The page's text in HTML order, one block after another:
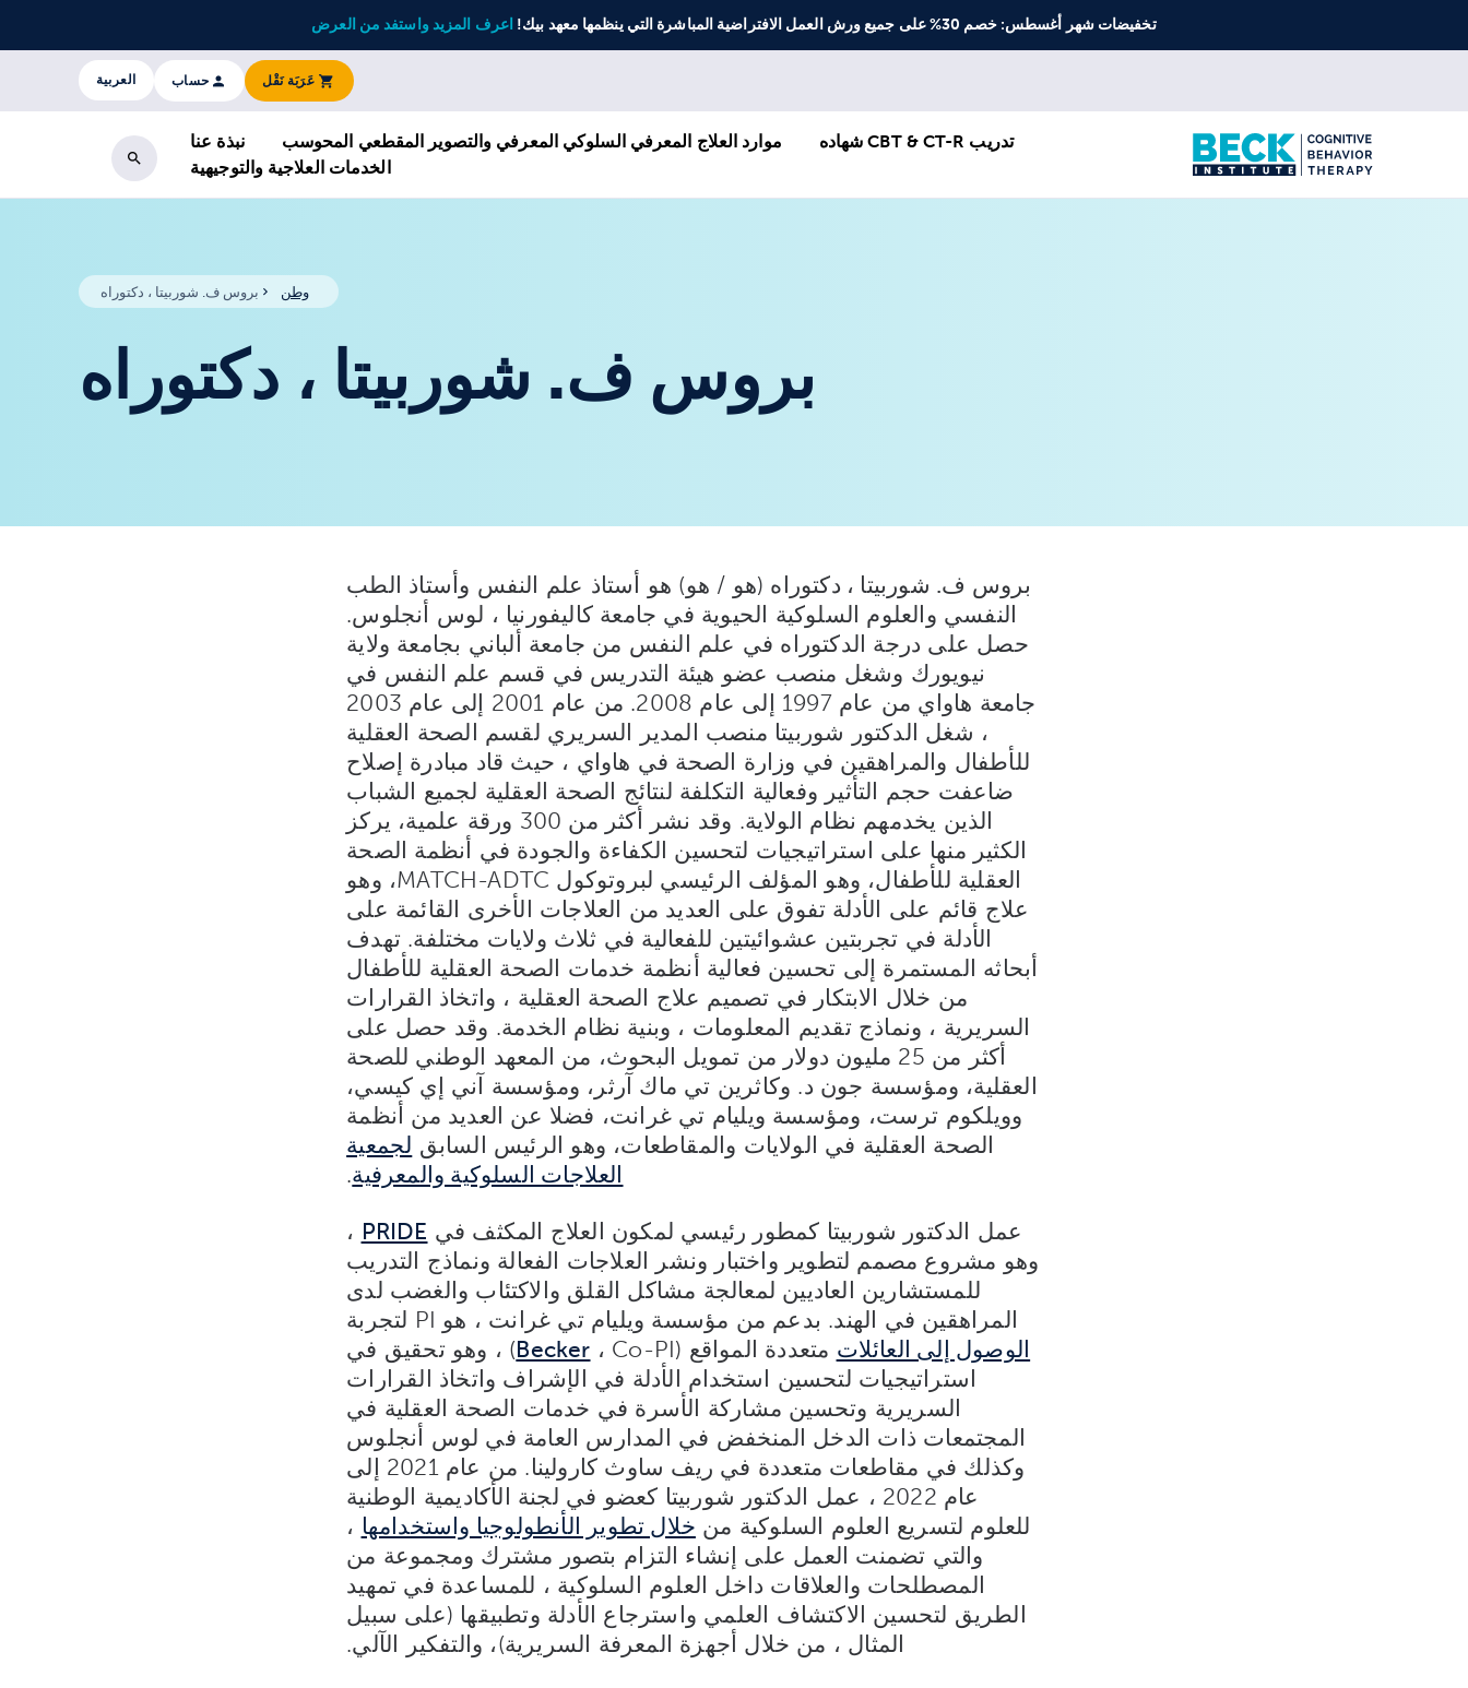
تخفيضات شهر أغسطس: خصم 30% على جميع ورش العمل الافتراضية المباشرة التي ينظمها معهد بيك! اعرف المزيد واستفد من العرض
عَرَبَة نَقْل حساب العربية‏
تدريب CBT & CT-R شهاده موارد العلاج المعرفي السلوكي المعرفي والتصوير المقطعي المحوسب
نبذة عنا
الخدمات العلاجية والتوجيهية
بحث
وطن بروس ف. شوربيتا ، دكتوراه
بروس ف. شوربيتا ، دكتوراه
بروس ف. شوربيتا ، دكتوراه (هو / هو) هو أستاذ علم النفس وأستاذ الطب
النفسي والعلوم السلوكية الحيوية في جامعة كاليفورنيا ، لوس أنجلوس.
حصل على درجة الدكتوراه في علم النفس من جامعة ألباني بجامعة ولاية
نيويورك وشغل منصب عضو هيئة التدريس في قسم علم النفس في
جامعة هاواي من عام 1997 إلى عام 2008. من عام 2001 إلى عام 2003
، شغل الدكتور شوربيتا منصب المدير السريري لقسم الصحة العقلية
للأطفال والمراهقين في وزارة الصحة في هاواي ، حيث قاد مبادرة إصلاح
ضاعفت حجم التأثير وفعالية التكلفة لنتائج الصحة العقلية لجميع الشباب
الذين يخدمهم نظام الولاية. وقد نشر أكثر من 300 ورقة علمية، يركز
الكثير منها على استراتيجيات لتحسين الكفاءة والجودة في أنظمة الصحة
العقلية للأطفال، وهو المؤلف الرئيسي لبروتوكول MATCH-ADTC، وهو
علاج قائم على الأدلة تفوق على العديد من العلاجات الأخرى القائمة على
الأدلة في تجربتين عشوائيتين للفعالية في ثلاث ولايات مختلفة. تهدف
أبحاثه المستمرة إلى تحسين فعالية أنظمة خدمات الصحة العقلية للأطفال
من خلال الابتكار في تصميم علاج الصحة العقلية ، واتخاذ القرارات
السريرية ، ونماذج تقديم المعلومات ، وبنية نظام الخدمة. وقد حصل على
أكثر من 25 مليون دولار من تمويل البحوث، من المعهد الوطني للصحة
العقلية، ومؤسسة جون د. وكاثرين تي ماك آرثر، ومؤسسة آني إي كيسي،
وويلكوم ترست، ومؤسسة ويليام تي غرانت، فضلا عن العديد من أنظمة
الصحة العقلية في الولايات والمقاطعات، وهو الرئيس السابق لجمعية
العلاجات السلوكية والمعرفية.
عمل الدكتور شوربيتا كمطور رئيسي لمكون العلاج المكثف في PRIDE ،
وهو مشروع مصمم لتطوير واختبار ونشر العلاجات الفعالة ونماذج التدريب
للمستشارين العاديين لمعالجة مشاكل القلق والاكتئاب والغضب لدى
المراهقين في الهند. بدعم من مؤسسة ويليام تي غرانت ، هو PI لتجربة
الوصول إلى العائلات متعددة المواقع ( Becker، Co-PI) ، وهو تحقيق في
استراتيجيات لتحسين استخدام الأدلة في الإشراف واتخاذ القرارات
السريرية وتحسين مشاركة الأسرة في خدمات الصحة العقلية في
المجتمعات ذات الدخل المنخفض في المدارس العامة في لوس أنجلوس
وكذلك في مقاطعات متعددة في ريف ساوث كارولينا. من عام 2021 إلى
عام 2022 ، عمل الدكتور شوربيتا كعضو في لجنة الأكاديمية الوطنية
للعلوم لتسريع العلوم السلوكية من خلال تطوير الأنطولوجيا واستخدامها ،
والتي تضمنت العمل على إنشاء التزام بتصور مشترك ومجموعة من
المصطلحات والعلاقات داخل العلوم السلوكية ، للمساعدة في تمهيد
الطريق لتحسين الاكتشاف العلمي واسترجاع الأدلة وتطبيقها (على سبيل
المثال ، من خلال أجهزة المعرفة السريرية)، والتفكير الآلي.